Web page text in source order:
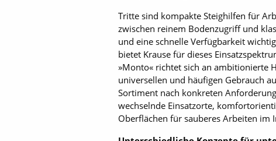
Tritte sind kompakte Steighilfen für
zwischen reinem Bodenzugriff und
und eine schnelle Verfügbarkeit
bietet Krause für dieses
»Monto« richtet sich an ambitionierte
universellen und häufigen Gebrauch
Sortiment nach konkreten
wechselnde Einsatzorte,
Oberflächen für sauberes Arbeiten im